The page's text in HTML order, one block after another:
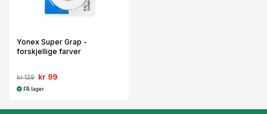
Yonex Super Grap -
forskjellige farver
kr 129 kr 99
På lager